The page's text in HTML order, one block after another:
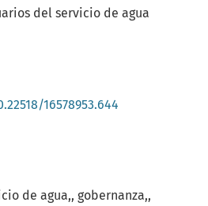
de agua, gobernanza,
del servicio de agua
16578953.644